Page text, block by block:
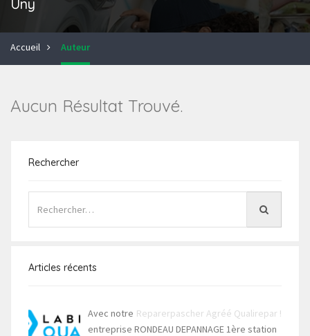
Uny
Accueil Auteur
Aucun Résultat Trouvé.
Rechercher
Articles récents
Reparerpascher Agréé Qualirepar !
Avec notre
entreprise RONDEAU DEPANNAGE 1ère station